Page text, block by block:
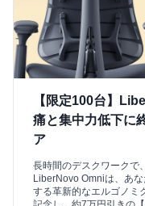
【限定100台】
痛と集中力低下に
ア
長時間のデスクワークで
LiberNovo Omniは、あ
する革新的なエルゴノミ